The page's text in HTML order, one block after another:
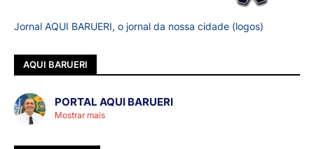
Jornal AQUI BARUERI, o jornal da nossa cidade (logos)
AQUI BARUERI
PORTAL AQUI BARUERI
Mostrar mais